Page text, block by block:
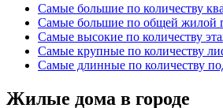
Самые большие по количеству
Самые большие по общей жилой
Самые высокие по количеству
Самые крупные по количеству
Самые длинные по количеству
Жилые дома в городе